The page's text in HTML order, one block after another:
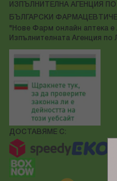
ИЗПЪЛНИТЕЛНА АГЕНЦИЯ
БЪЛГАРСКИ
"Нове Фарм онлайн аптека е
Изпълнителната Агенция по
ДОСТАВЯМЕ С: